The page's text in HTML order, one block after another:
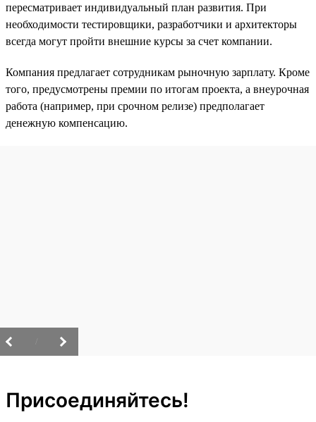
пересматривает индивидуальный план развития. При
необходимости тестировщики, разработчики и архитекторы
всегда могут пройти внешние курсы за счет компании.
Компания предлагает сотрудникам рыночную зарплату. Кроме
того, предусмотрены премии по итогам проекта, а внеурочная
работа (например, при срочном релизе) предполагает
денежную компенсацию.
Присоединяйтесь!